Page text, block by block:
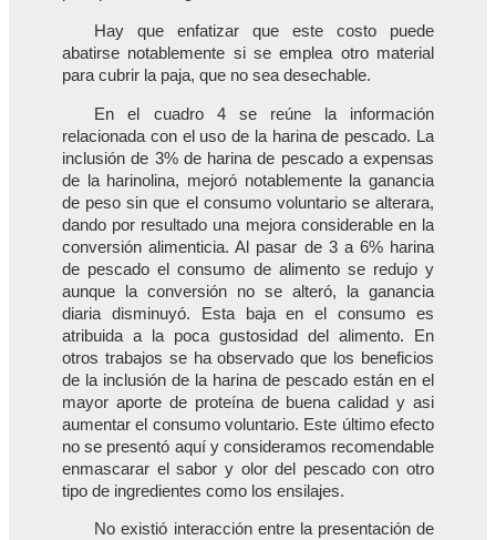
Hay que enfatizar que este costo puede
abatirse notablemente si se emplea otro material
para cubrir la paja, que no sea desechable.
En el cuadro 4 se reúne la información
relacionada con el uso de la harina de pescado. La
inclusión de 3% de harina de pescado a expensas
de la harinolina, mejoró notablemente la ganancia
de peso sin que el consumo voluntario se alterara,
dando por resultado una mejora considerable en la
conversión alimenticia. Al pasar de 3 a 6% harina
de pescado el consumo de alimento se redujo y
aunque la conversión no se alteró, la ganancia
diaria disminuyó. Esta baja en el consumo es
atribuida a la poca gustosidad del alimento. En
otros trabajos se ha observado que los beneficios
de la inclusión de la harina de pescado están en el
mayor aporte de proteína de buena calidad y asi
aumentar el consumo voluntario. Este último efecto
no se presentó aquí y consideramos recomendable
enmascarar el sabor y olor del pescado con otro
tipo de ingredientes como los ensilajes.
No existió interacción entre la presentación de